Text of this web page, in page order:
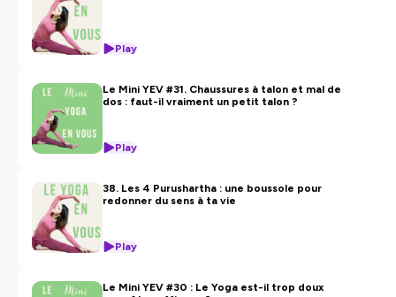
Play
Le Mini YEV #31. Chaussures à talon et mal de
dos : faut-il vraiment un petit talon ?
Play
38. Les 4 Purushartha : une boussole pour
redonner du sens à ta vie
Play
Le Mini YEV #30 : Le Yoga est-il trop doux